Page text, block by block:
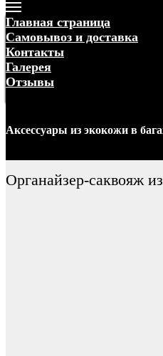
Главная страница
Самовывоз и доставка
Контакты
Галерея
Отзывы
Аксессуары из экокожи в
Органайзер-саквояж